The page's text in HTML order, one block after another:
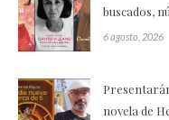
buscados,
6 agosto, 2026
novela de